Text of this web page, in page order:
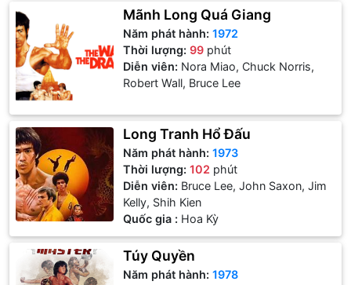
Mãnh Long Quá Giang
Năm phát hành:1972
Thời lượng:99 phút
Diễn viên: Nora Miao, Chuck Norris,
Robert Wall, Bruce Lee
Long Tranh Hổ Đấu
Năm phát hành:1973
Thời lượng:102 phút
Diễn viên: Bruce Lee, John Saxon, Jim
Kelly, Shih Kien
Quốc gia : Hoa Kỳ
Túy Quyền
Năm phát hành:1978